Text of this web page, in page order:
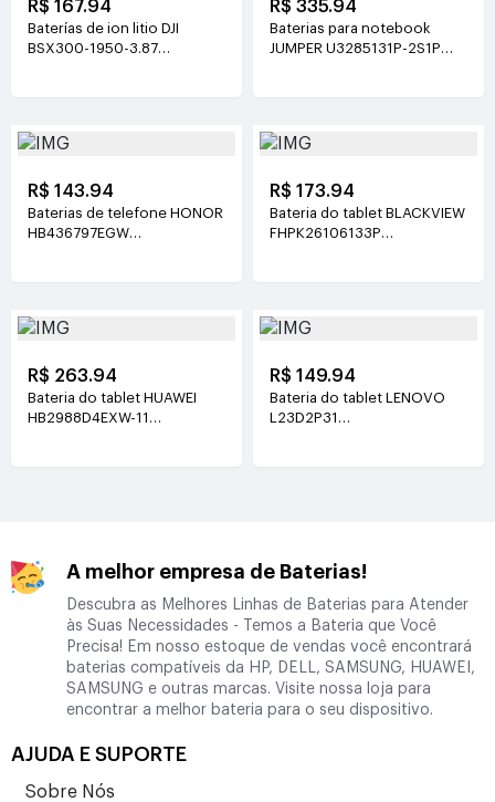
R$ 167.94
Baterías de ion litio DJI
BSX300-1950-3.87
R$ 335.94
Baterias para notebook
JUMPER U3285131P-2S1P
R$ 143.94
Baterias de telefone HONOR
HB436797EGW
R$ 173.94
Bateria do tablet BLACKVIEW
FHPK26106133P
R$ 263.94
Bateria do tablet HUAWEI
HB2988D4EXW-11
R$ 149.94
Bateria do tablet LENOVO
L23D2P31
A melhor empresa de Baterias!
Descubra as Melhores Linhas de Baterias para Atender
às Suas Necessidades - Temos a Bateria que Você
Precisa! Em nosso estoque de vendas você encontrará
baterias compatíveis da HP, DELL, SAMSUNG, HUAWEI,
SAMSUNG e outras marcas. Visite nossa loja para
encontrar a melhor bateria para o seu dispositivo.
AJUDA E SUPORTE
Sobre Nós